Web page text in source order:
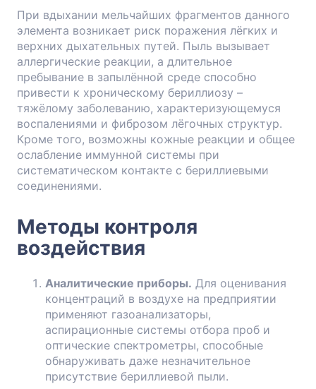
При вдыхании мельчайших фрагментов данного
элемента возникает риск поражения лёгких и
верхних дыхательных путей. Пыль вызывает
аллергические реакции, а длительное
пребывание в запылённой среде способно
привести к хроническому бериллиозу –
тяжёлому заболеванию, характеризующемуся
воспалениями и фиброзом лёгочных структур.
Кроме того, возможны кожные реакции и общее
ослабление иммунной системы при
систематическом контакте с бериллиевыми
соединениями.
Методы контроля
воздействия
Аналитические приборы. Для оценивания
концентраций в воздухе на предприятии
применяют газоанализаторы,
аспирационные системы отбора проб и
оптические спектрометры, способные
обнаруживать даже незначительное
присутствие бериллиевой пыли.